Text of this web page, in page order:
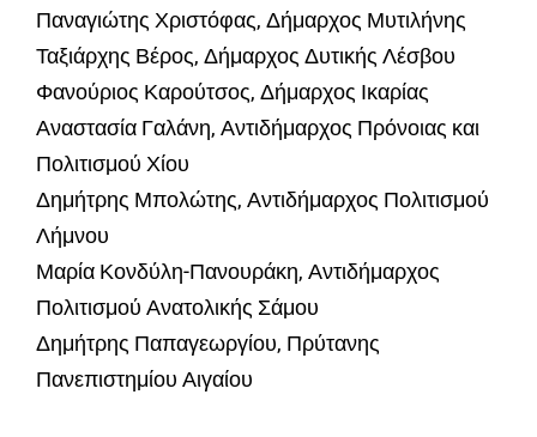
Παναγιώτης Χριστόφας, Δήμαρχος Μυτιλήνης
Ταξιάρχης Βέρος, Δήμαρχος Δυτικής Λέσβου
Φανούριος Καρούτσος, Δήμαρχος Ικαρίας
Αναστασία Γαλάνη, Αντιδήμαρχος Πρόνοιας και
Πολιτισμού Χίου
Δημήτρης Μπολώτης, Αντιδήμαρχος Πολιτισμού
Λήμνου
Μαρία Κονδύλη-Πανουράκη, Αντιδήμαρχος
Πολιτισμού Ανατολικής Σάμου
Δημήτρης Παπαγεωργίου, Πρύτανης
Πανεπιστημίου Αιγαίου